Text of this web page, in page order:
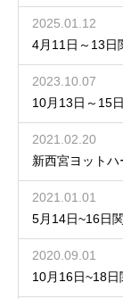
2025.01.12
4月11日～13日
2023.10.07
10月13日～15
2021.02.20
新西宮ヨット
2021.01.01
5月14日~16日
2020.09.01